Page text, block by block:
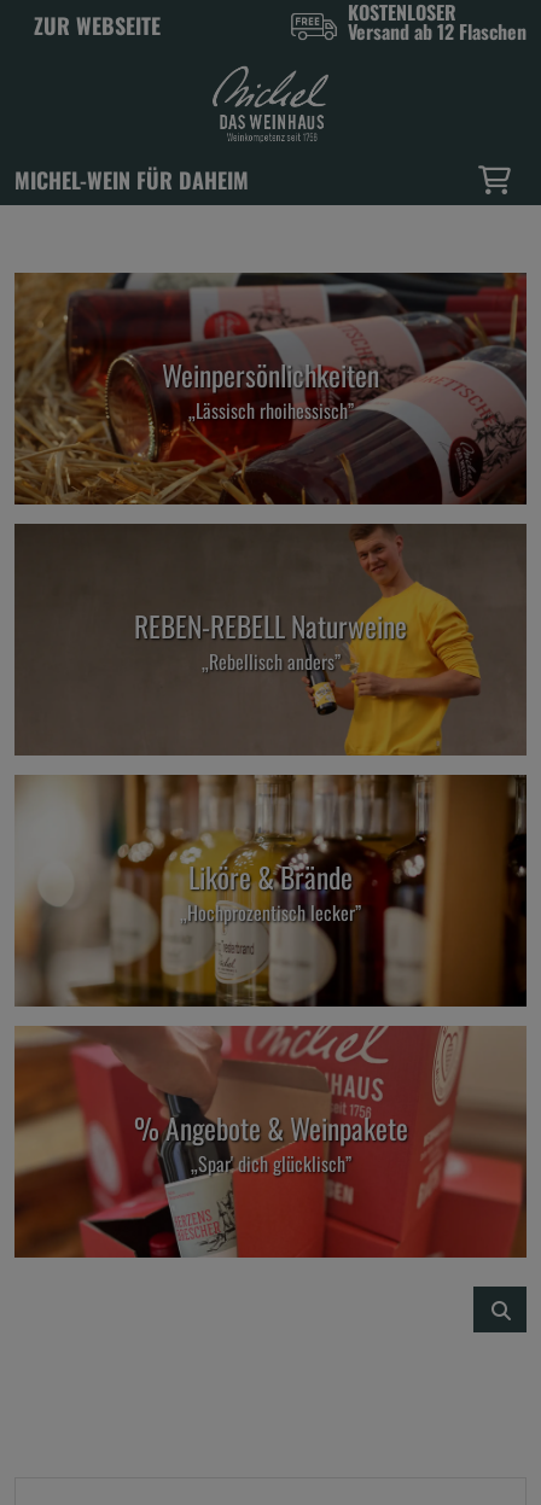
ZUR WEBSEITE KOSTENLOSER
Versand ab 12 Flaschen
MICHEL-WEIN FÜR DAHEIM
Weinpersönlichkeiten
„Lässisch rhoihessisch”
REBEN-REBELL Naturweine
„Rebellisch anders”
Liköre & Brände
„Hochprozentisch lecker”
% Angebote & Weinpakete
„Spar' dich glücklisch”